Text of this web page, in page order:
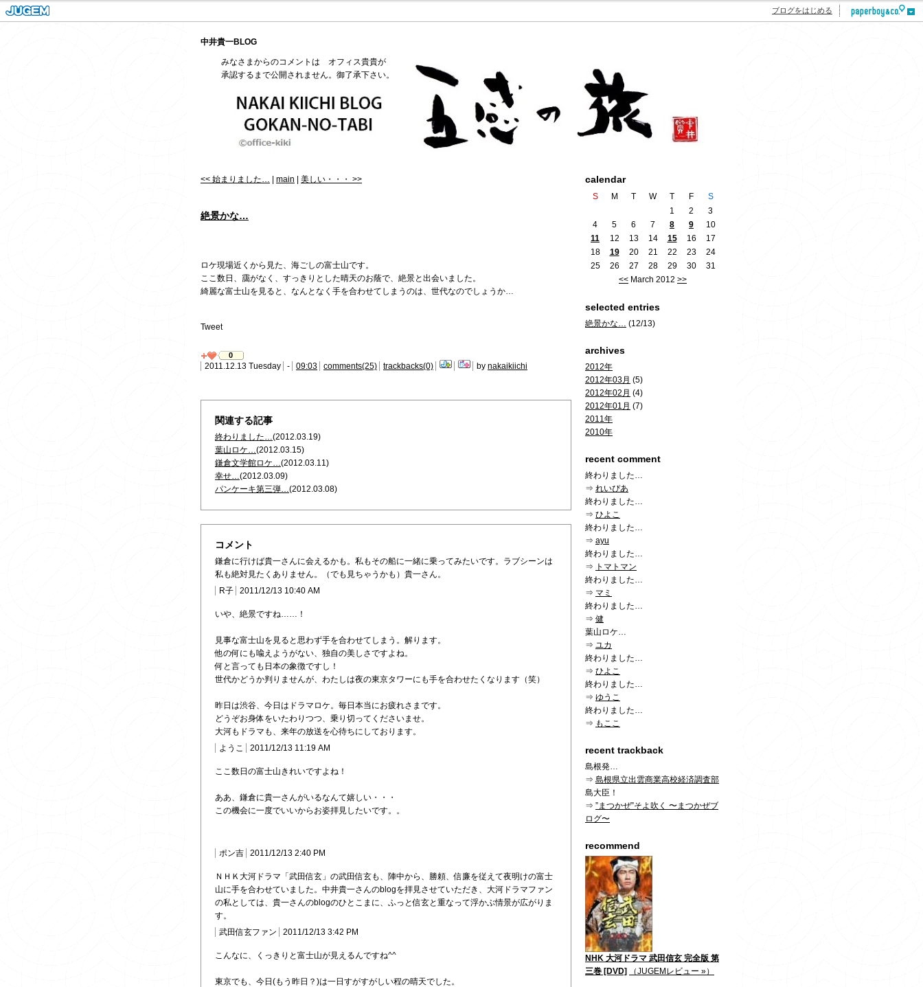
ブログをはじめる
中井貴一BLOG
みなさまからのコメントは オフィス貴貴が
承認するまで公開されません。御了承下さい。
<< 始まりました… main 美しい・・・ >>
絶景かな…
ロケ現場近くから見た、海ごしの富士山です。
ここ数日、靄がなく、すっきりとした晴天のお蔭で、絶景と出会いました。
綺麗な富士山を見ると、なんとなく手を合わせてしまうのは、世代なのでしょうか…
Tweet
0
2011.12.13 Tuesday - 09:03 comments(25) trackbacks(0) by nakaikiichi
関連する記事
終わりました…(2012.03.19)
葉山ロケ…(2012.03.15)
鎌倉文学館ロケ…(2012.03.11)
幸せ…(2012.03.09)
パンケーキ第三弾…(2012.03.08)
コメント
鎌倉に行けば貴一さんに会えるかも。私もその船に一緒に乗ってみたいです。ラブシーンは
私も絶対見たくありません。（でも見ちゃうかも）貴一さん。
R子
2011/12/13 10:40 AM
いや、絶景ですね……！
見事な富士山を見ると思わず手を合わせてしまう。解ります。
他の何にも喩えようがない、独自の美しさですよね。
何と言っても日本の象徴ですし！
世代かどうか判りませんが、わたしは夜の東京タワーにも手を合わせたくなります（笑）
昨日は渋谷、今日はドラマロケ。毎日本当にお疲れさまです。
どうぞお身体をいたわりつつ、乗り切ってくださいませ。
大河もドラマも、来年の放送を心待ちにしております。
ようこ
2011/12/13 11:19 AM
ここ数日の富士山きれいですよね！
ああ、鎌倉に貴一さんがいるなんて嬉しい・・・
この機会に一度でいいからお姿拝見したいです。。
ポン吉 2011/12/13 2:40 PM
ＮＨＫ大河ドラマ「武田信玄」の武田信玄も、陣中から、勝頼、信廉を従えて夜明けの富士
山に手を合わせていました。中井貴一さんのblogを拝見させていただき、大河ドラマファン
の私としては、貴一さんのblogのひとこまに、ふっと信玄と重なって浮かぶ情景が広がりま
す。
武田信玄ファン
2011/12/13 3:42 PM
こんなに、くっきりと富士山が見えるんですね^^
東京でも、今日(もう昨日？)は一日すがすがしい程の晴天でした。
calendar
S M T W T F
S
1
2
3
4
5 6 7 8 9
10
11
12 13 14 15 16
17
18
19 20 21 22 23
24
25
26 27 28 29 30
31
<< March 2012 >>
selected entries
絶景かな… (12/13)
archives
2012年
2012年03月 (5)
2012年02月 (4)
2012年01月 (7)
2011年
2010年
recent comment
終わりました…
⇒ れいぴあ
終わりました…
⇒ ひよこ
終わりました…
⇒ ayu
終わりました…
⇒ トマトマン
終わりました…
⇒ マミ
終わりました…
⇒ 健
葉山ロケ…
⇒ ユカ
終わりました…
⇒ ひよこ
終わりました…
⇒ ゆうこ
終わりました…
⇒ もここ
recent trackback
島根発…
⇒ 島根県立出雲商業高校経済調査部
島大臣！
⇒ ”まつかぜ”そよ吹く 〜まつかぜブ
ログ〜
recommend
NHK 大河ドラマ 武田信玄 完全版 第
三巻 [DVD]
（JUGEMレビュー »）